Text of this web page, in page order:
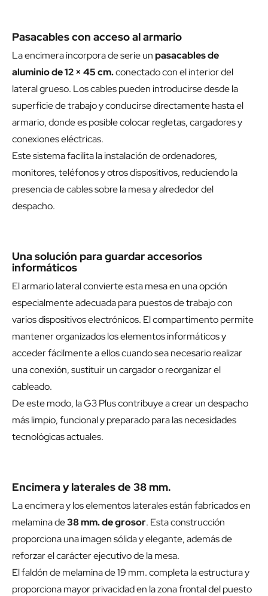
Pasacables con acceso al armario
La encimera incorpora de serie unpasacables de
aluminio de 12 × 45 cm.conectado con el interior del
lateral grueso. Los cables pueden introducirse desde la
superficie de trabajo y conducirse directamente hasta el
armario, donde es posible colocar regletas, cargadores y
conexiones eléctricas.
Este sistema facilita la instalación de ordenadores,
monitores, teléfonos y otros dispositivos, reduciendo la
presencia de cables sobre la mesa y alrededor del
despacho.
Una solución para guardar accesorios
informáticos
El armario lateral convierte esta mesa en una opción
especialmente adecuada para puestos de trabajo con
varios dispositivos electrónicos. El compartimento permite
mantener organizados los elementos informáticos y
acceder fácilmente a ellos cuando sea necesario realizar
una conexión, sustituir un cargador o reorganizar el
cableado.
De este modo, la G3 Plus contribuye a crear un despacho
más limpio, funcional y preparado para las necesidades
tecnológicas actuales.
Encimera y laterales de 38 mm.
La encimera y los elementos laterales están fabricados en
melamina de38 mm. de grosor. Esta construcción
proporciona una imagen sólida y elegante, además de
reforzar el carácter ejecutivo de la mesa.
El faldón de melamina de 19 mm. completa la estructura y
proporciona mayor privacidad en la zona frontal del puesto